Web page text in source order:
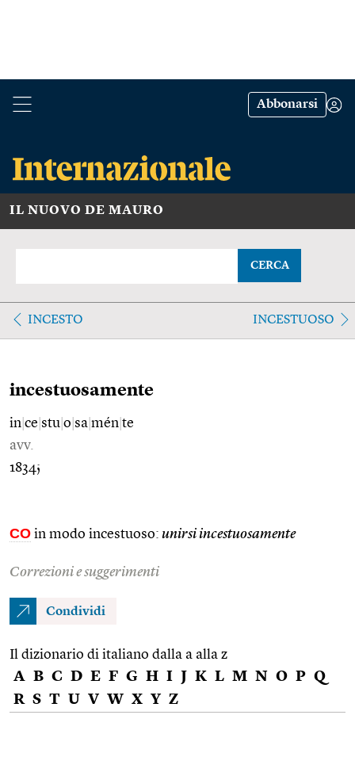
Abbonarsi
IL NUOVO DE MAURO
CERCA
INCESTO INCESTUOSO
incestuosamente
in ce stu o sa mén te
avv.
1834;
CO in modo incestuoso: unirsi incestuosamente
Correzioni e suggerimenti
Condividi
Il dizionario di italiano dalla a alla z
A B C D E F G H I J K L M N O P Q
R S T U V W X Y Z